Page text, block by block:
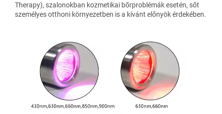
Therapy), szalonokban kozmetikai bőrproblémák esetén, sőt
személyes otthoni környezetben is a kívánt előnyök érdekében.